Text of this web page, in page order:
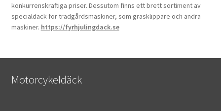
konkurrenskraftiga priser. Dessutom finns ett brett sortiment av
specialdäck för trädgårdsmaskiner, som gräsklippare och andra
maskiner. https://fyrhjulingdack.se
Motorcykeldäck